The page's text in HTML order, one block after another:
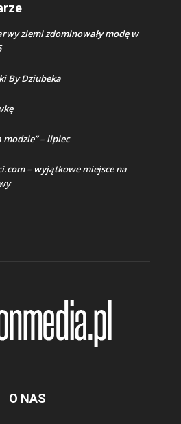
ziemi zdominowały modę w
By Dziubeka
modzie” – lipiec
– wyjątkowe miejsce na
O NAS